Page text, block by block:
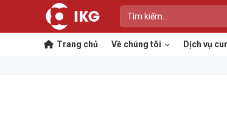
Trang chủ Về chúng tôi Dịch vụ